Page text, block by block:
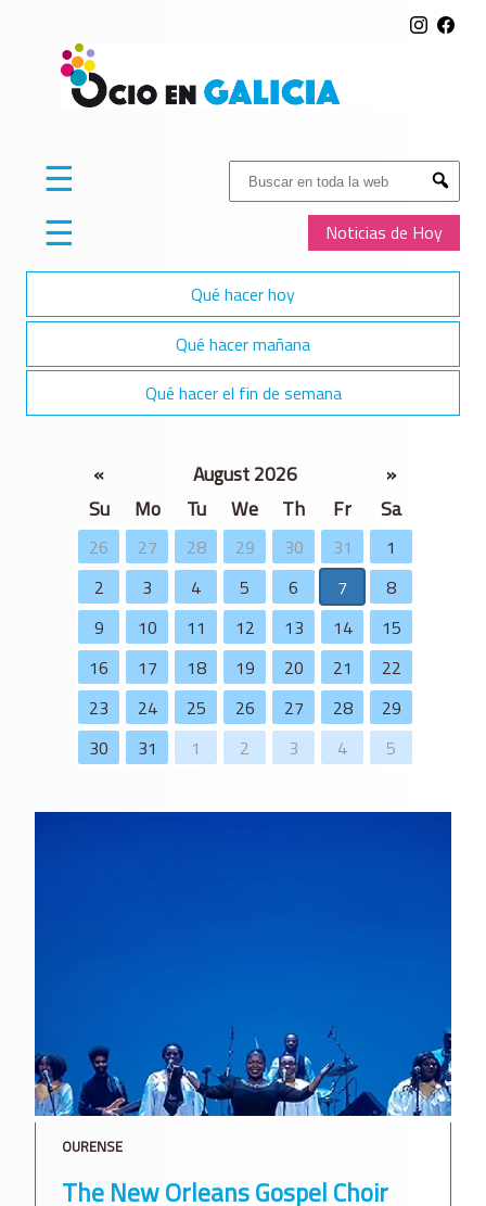
Buscar:
Submit
Noticias de Hoy
☰
☰
Qué hacer hoy
Qué hacer mañana
Qué hacer el fin de semana
« August 2026
»
Su
Mo Tu We Th Fr Sa
26 27 28 29 30 31
1
2
3 4 5 6 7
8
9
10 11 12 13 14
15
16
17 18 19 20 21
22
23
24 25 26 27 28
29
30
31 1 2 3 4 5
OURENSE
The New Orleans Gospel Choir